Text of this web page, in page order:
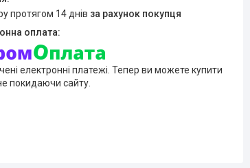
протягом 14 днів за рахунок покупця
електронні платежі. Тепер ви можете купити
покидаючи сайту.